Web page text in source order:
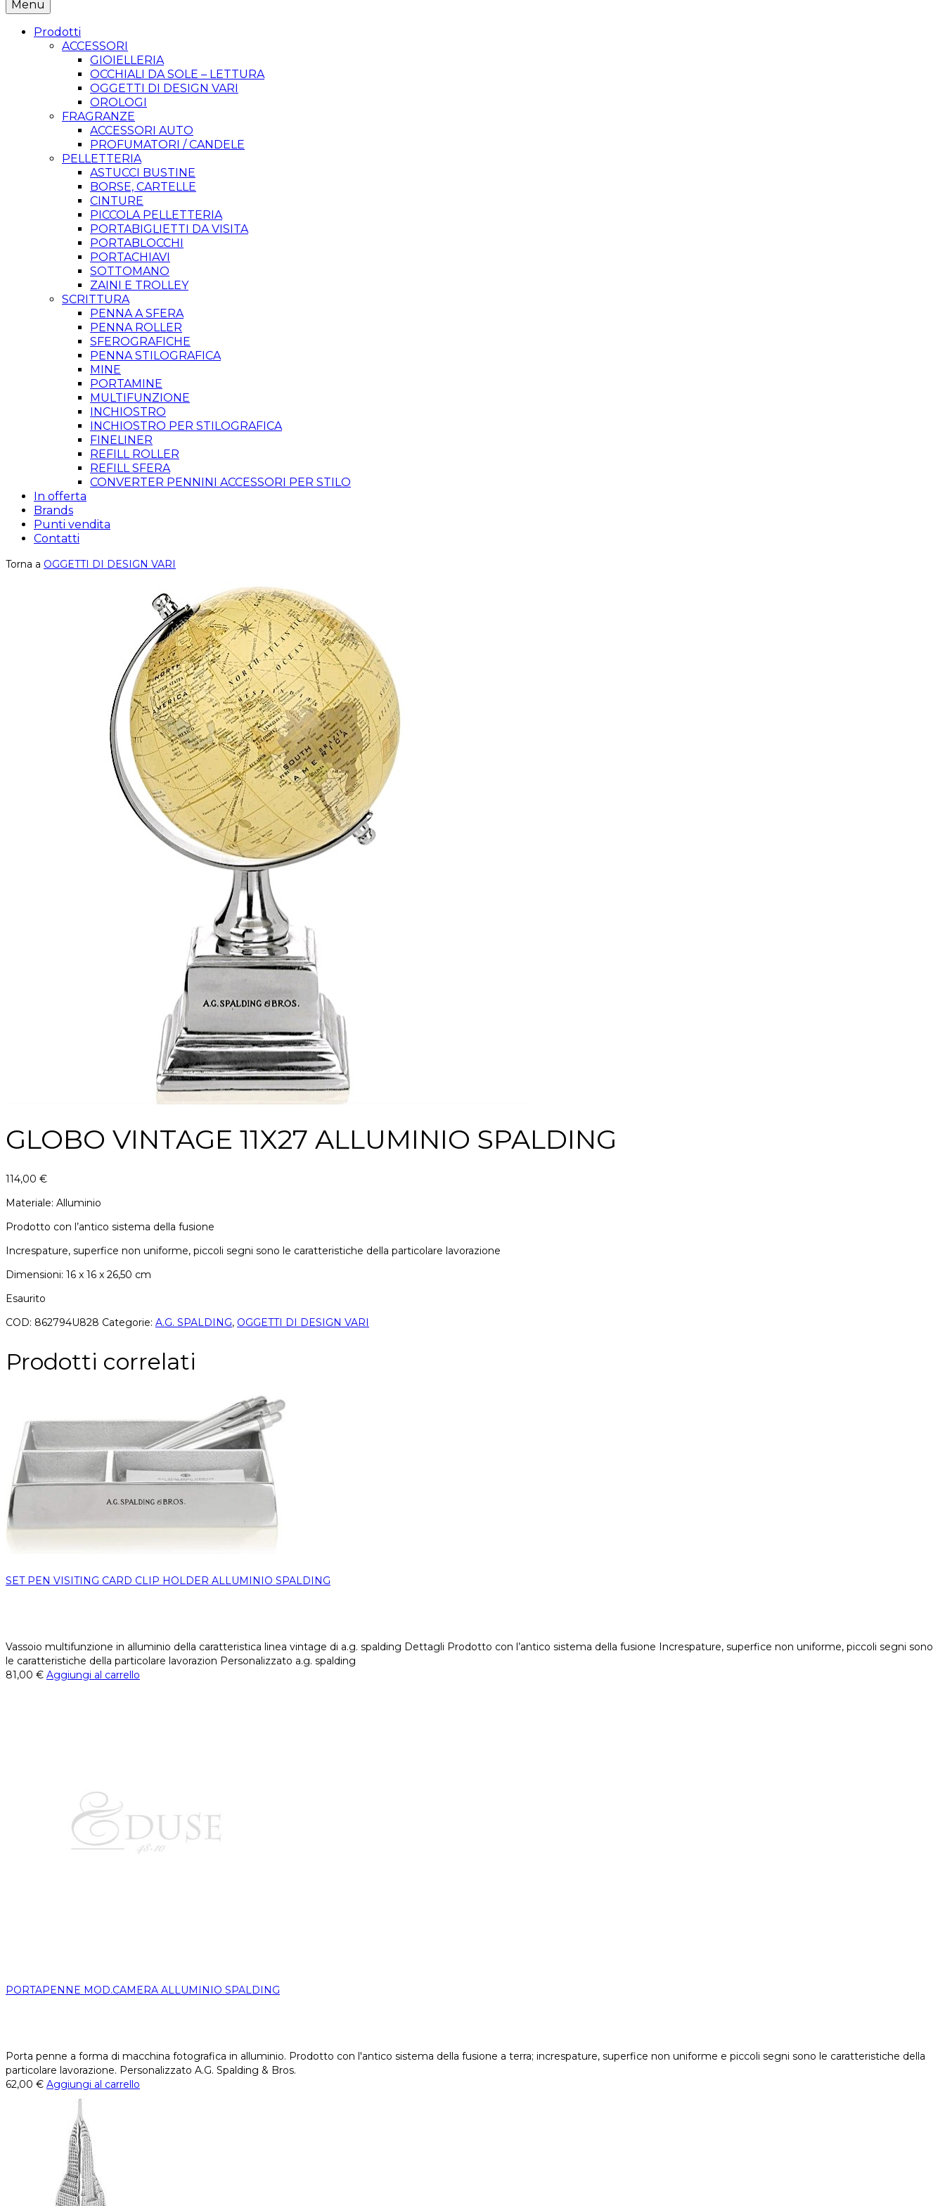
Menu
Prodotti
ACCESSORI
GIOIELLERIA
OCCHIALI DA SOLE – LETTURA
OGGETTI DI DESIGN VARI
OROLOGI
FRAGRANZE
ACCESSORI AUTO
PROFUMATORI / CANDELE
PELLETTERIA
ASTUCCI BUSTINE
BORSE, CARTELLE
CINTURE
PICCOLA PELLETTERIA
PORTABIGLIETTI DA VISITA
PORTABLOCCHI
PORTACHIAVI
SOTTOMANO
ZAINI E TROLLEY
SCRITTURA
PENNA A SFERA
PENNA ROLLER
SFEROGRAFICHE
PENNA STILOGRAFICA
MINE
PORTAMINE
MULTIFUNZIONE
INCHIOSTRO
INCHIOSTRO PER STILOGRAFICA
FINELINER
REFILL ROLLER
REFILL SFERA
CONVERTER PENNINI ACCESSORI PER STILO
In offerta
Brands
Punti vendita
Contatti
Torna a OGGETTI DI DESIGN VARI
GLOBO VINTAGE 11X27 ALLUMINIO SPALDING
114,00 €
Materiale: Alluminio
Prodotto con l’antico sistema della fusione
Increspature, superfice non uniforme, piccoli segni sono le caratteristiche della particolare lavorazione
Dimensioni: 16 x 16 x 26,50 cm
Esaurito
COD: 862794U828 Categorie: A.G. SPALDING, OGGETTI DI DESIGN VARI
Prodotti correlati
SET PEN VISITING CARD CLIP HOLDER ALLUMINIO SPALDING
Vassoio multifunzione in alluminio della caratteristica linea vintage di a.g. spalding Dettagli Prodotto con l’antico sistema della fusione Increspature, superfice non uniforme, piccoli segni sono
le caratteristiche della particolare lavorazion Personalizzato a.g. spalding
81,00 € Aggiungi al carrello
PORTAPENNE MOD.CAMERA ALLUMINIO SPALDING
Porta penne a forma di macchina fotografica in alluminio. Prodotto con l'antico sistema della fusione a terra; increspature, superfice non uniforme e piccoli segni sono le caratteristiche della
particolare lavorazione. Personalizzato A.G. Spalding & Bros.
62,00 € Aggiungi al carrello